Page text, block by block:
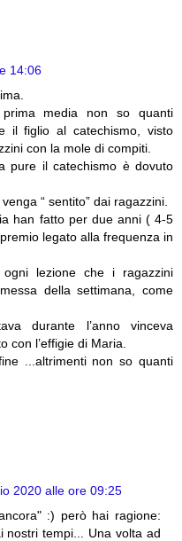
14:06
media non so quanti
il figlio al catechismo, visto
con la mole di compiti.
pure il catechismo è dovuto
“ sentito” dai ragazzini.
han fatto per due anni ( 4-5
legato alla frequenza in
lezione che i ragazzini
della settimana, come
durante l’anno vinceva
con l’effigie di Maria.
...altrimenti non so quanti
2020 alle ore 09:25
:) però hai ragione:
nostri tempi... Una volta ad